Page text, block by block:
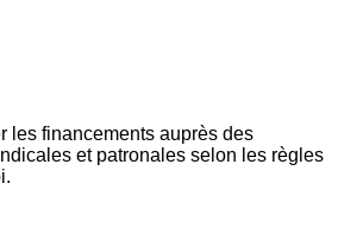
les financements auprès des
et patronales selon les règles